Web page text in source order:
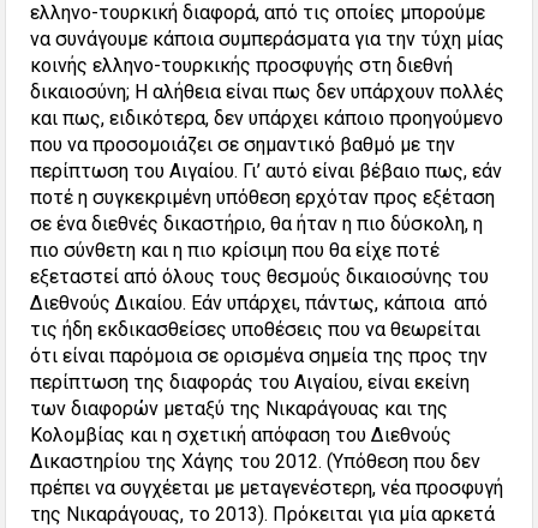
ελληνο-τουρκική διαφορά, από τις οποίες μπορούμε
να συνάγουμε κάποια συμπεράσματα για την τύχη μίας
κοινής ελληνο-τουρκικής προσφυγής στη διεθνή
δικαιοσύνη; Η αλήθεια είναι πως δεν υπάρχουν πολλές
και πως, ειδικότερα, δεν υπάρχει κάποιο προηγούμενο
που να προσομοιάζει σε σημαντικό βαθμό με την
περίπτωση του Αιγαίου. Γι’ αυτό είναι βέβαιο πως, εάν
ποτέ η συγκεκριμένη υπόθεση ερχόταν προς εξέταση
σε ένα διεθνές δικαστήριο, θα ήταν η πιο δύσκολη, η
πιο σύνθετη και η πιο κρίσιμη που θα είχε ποτέ
εξεταστεί από όλους τους θεσμούς δικαιοσύνης του
Διεθνούς Δικαίου. Εάν υπάρχει, πάντως, κάποια από
τις ήδη εκδικασθείσες υποθέσεις που να θεωρείται
ότι είναι παρόμοια σε ορισμένα σημεία της προς την
περίπτωση της διαφοράς του Αιγαίου, είναι εκείνη
των διαφορών μεταξύ της Νικαράγουας και της
Κολομβίας και η σχετική απόφαση του Διεθνούς
Δικαστηρίου της Χάγης του 2012. (Υπόθεση που δεν
πρέπει να συγχέεται με μεταγενέστερη, νέα προσφυγή
της Νικαράγουας, το 2013). Πρόκειται για μία αρκετά